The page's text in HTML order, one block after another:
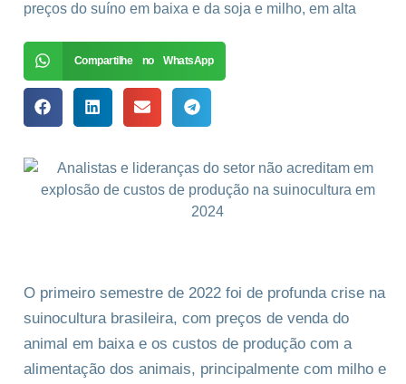
preços do suíno em baixa e da soja e milho, em alta
Compartilhe no WhatsApp
O primeiro semestre de 2022 foi de profunda crise na
suinocultura brasileira, com preços de venda do
animal em baixa e os custos de produção com a
alimentação dos animais, principalmente com milho e